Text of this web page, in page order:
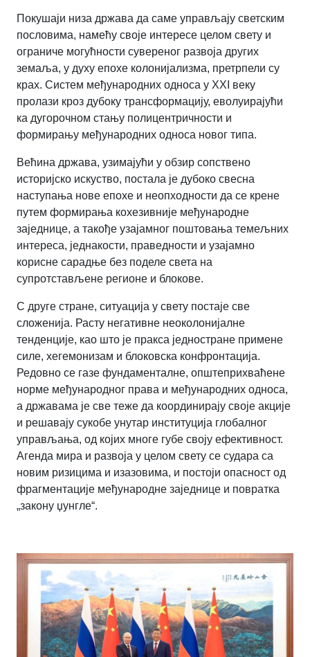
Покушаји низа држава да саме управљају светским
пословима, намећу своје интересе целом свету и
ограниче могућности сувереног развоја других
земаља, у духу епохе колонијализма, претрпели су
крах. Систем међународних односа у XXI веку
пролази кроз дубоку трансформацију, еволуирајући
ка дугорочном стању полицентричности и
формирању међународних односа новог типа.
Већина држава, узимајући у обзир сопствено
историјско искуство, постала је дубоко свесна
наступања нове епохе и неопходности да се крене
путем формирања кохезивније међународне
заједнице, а такође узајамног поштовања темељних
интереса, једнакости, праведности и узајамно
корисне сарадње без поделе света на
супротстављене регионе и блокове.
С друге стране, ситуација у свету постаје све
сложенија. Расту негативне неоколонијалне
тенденције, као што је пракса једностране примене
силе, хегемонизам и блоковска конфронтација.
Редовно се газе фундаменталне, општеприхваћене
норме међународног права и међународних односа,
а државама је све теже да координирају своје акције
и решавају сукобе унутар институција глобалног
управљања, од којих многе губе своју ефективност.
Агенда мира и развоја у целом свету се судара са
новим ризицима и изазовима, и постоји опасност од
фрагментације међународне заједнице и повратка
„закону џунгле“.